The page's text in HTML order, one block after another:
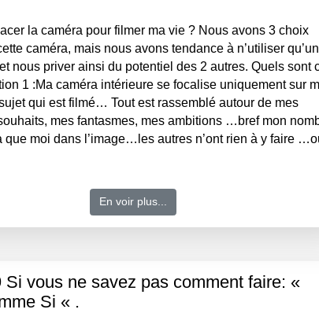
la caméra pour filmer ma vie ? Nous avons 3 choix
caméra, mais nous avons tendance à n’utiliser qu’un
nous priver ainsi du potentiel des 2 autres. Quels sont
1 :Ma caméra intérieure se focalise uniquement sur
qui est filmé… Tout est rassemblé autour de mes
mes fantasmes, mes ambitions …bref mon
que moi dans l’image…les autres n’ont rien à y faire
En voir plus...
Si vous ne savez pas comment faire: «
Si « .